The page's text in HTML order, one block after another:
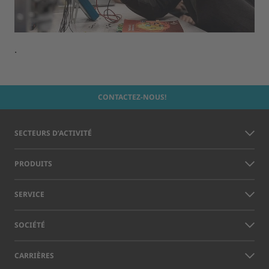
.
CONTACTEZ-NOUS!
SECTEURS D’ACTIVITÉ
PRODUITS
SERVICE
SOCIÉTÉ
CARRIÈRES